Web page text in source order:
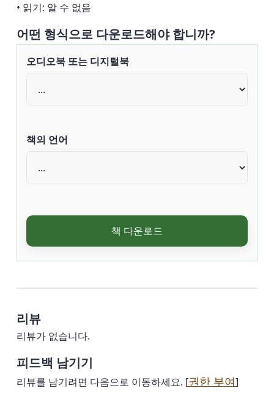
• 읽기: 알 수 없음
어떤 형식으로 다운로드해야 합니까?
오디오북 또는 디지털북
책의 언어
책 다운로드
리뷰
리뷰가 없습니다.
피드백 남기기
리뷰를 남기려면 다음으로 이동하세요. [권한 부여]